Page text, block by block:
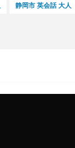
静岡市 英会話 大人